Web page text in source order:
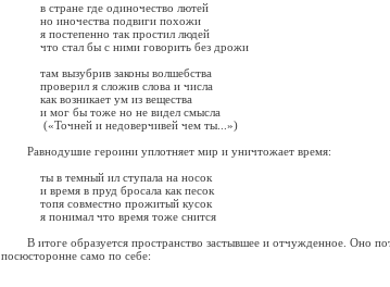
в стране где одиночество лютей
но иночества подвиги похожи
я постепенно так простил людей
что стал бы с ними говорить без дрожи
там вызубрив законы волшебства
проверил я сложив слова и числа
как возникает ум из вещества
и мог бы тоже но не видел смысла
(«Точней и недоверчивей чем ты...»)
Равнодушие героини уплотняет мир и уничтожает время:
ты в темный ил ступала на носок
и время в пруд бросала как песок
топя совместно прожитый кусок
я понимал что время тоже снится
В итоге образуется пространство застывшее и отчужденное. Оно
посюсторонне само по себе: